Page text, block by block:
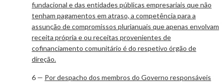
fundacional e das entidades públicas empresariais que não
tenham pagamentos em atraso, a competência para a
assunção de compromissos plurianuais que apenas envolvam
receita própria e ou receitas provenientes de
cofinanciamento comunitário é do respetivo órgão de
direção.
6 — Por despacho dos membros do Governo responsáveis